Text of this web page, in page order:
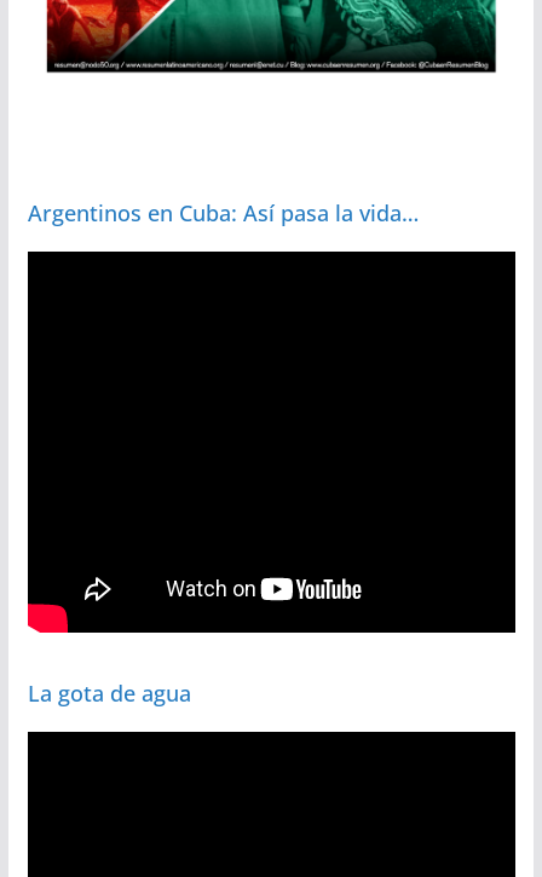
Argentinos en Cuba: Así pasa la vida…
La gota de agua